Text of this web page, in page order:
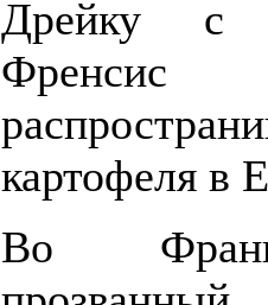
Дрейку с
картофеля в
Во